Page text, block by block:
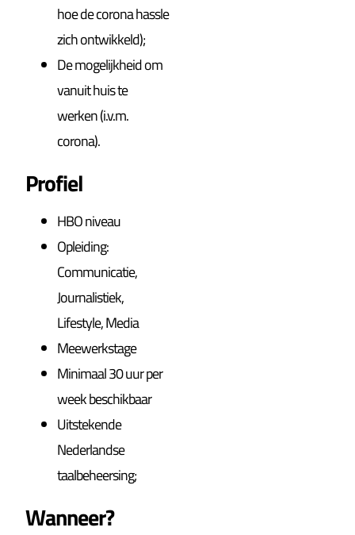
hoe de corona hassle
zich ontwikkeld);
De mogelijkheid om
vanuit huis te
werken (i.v.m.
corona).
Profiel
HBO niveau
Opleiding:
Communicatie,
Journalistiek,
Lifestyle, Media
Meewerkstage
Minimaal 30 uur per
week beschikbaar
Uitstekende
Nederlandse
taalbeheersing;
Wanneer?